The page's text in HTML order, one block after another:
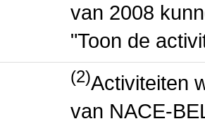
van 2008
"Toon de
(2)Activiteiten
van NACE-